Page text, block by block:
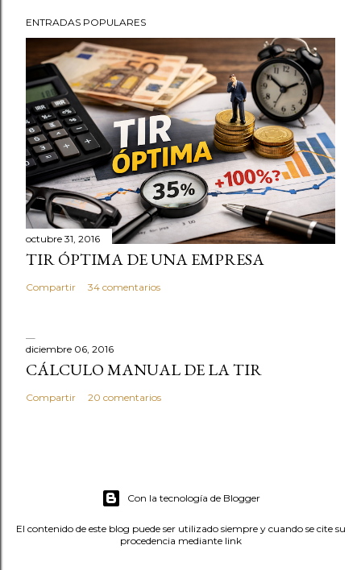
l
a
r
u
n
c
o
m
e
n
t
i
o
ENTRADAS POPULARES
octubre 31, 2016
TIR ÓPTIMA DE UNA EMPRESA
Compartir 34 comentarios
diciembre 06, 2016
CÁLCULO MANUAL DE LA TIR
Compartir 20 comentarios
Con la tecnología de Blogger
El contenido de este blog puede ser utilizado siempre y cuando se cite su
procedencia mediante link